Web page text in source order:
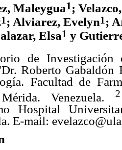
Maleygua1;
1 ; Alviarez, Evelyn1 ;
Elsa1 y
de Investigación
Roberto Gabaldón
Facultad de
Venezuela.
2
Hospital
E-mail: